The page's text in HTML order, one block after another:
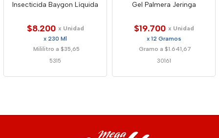
Insecticida Baygon Líquida
$8.200 x Unidad
x 230 Ml
Mililitro a $35,65
5315
Gel Palmera Jeringa
$19.700 x Unidad
x 12 Gramos
Gramo a $1.641,67
30161